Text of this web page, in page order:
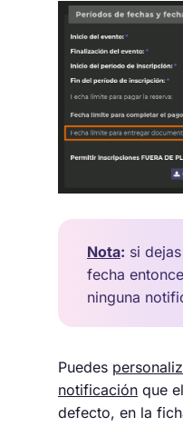
Nota: si
fecha
ninguna
Puedes
notificación que
defecto, en la